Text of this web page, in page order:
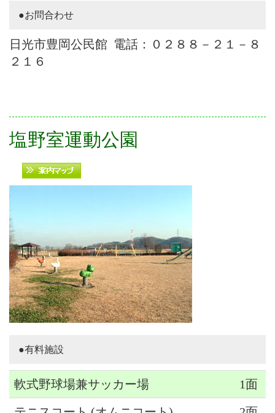
●お問合わせ
日光市豊岡公民館 電話：０２８８－２１－８
２１６
塩野室運動公園
●有料施設
軟式野球場兼サッカー場 1面